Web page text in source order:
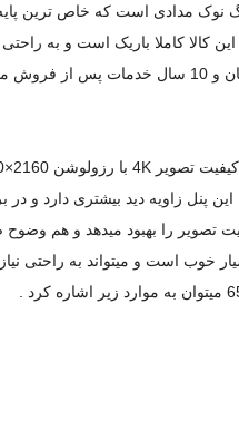
رنگ نوک مدادی است که خاص